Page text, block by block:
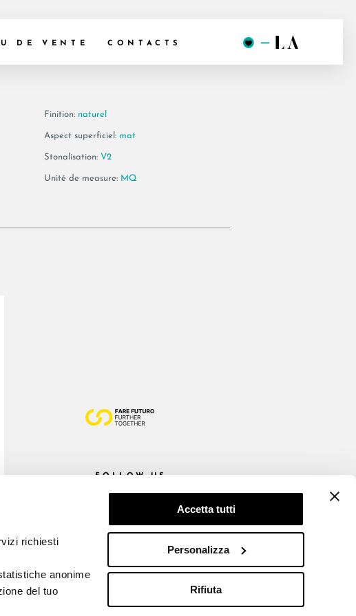
richiesti
anonime
del tuo
Accetta tutti
Personalizza
Rifiuta
DE VENTE CONTACTS
Finition: naturel
Aspect superficiel: mat
Stonalisation: V2
Unité de measure: MQ
FOLLOW US